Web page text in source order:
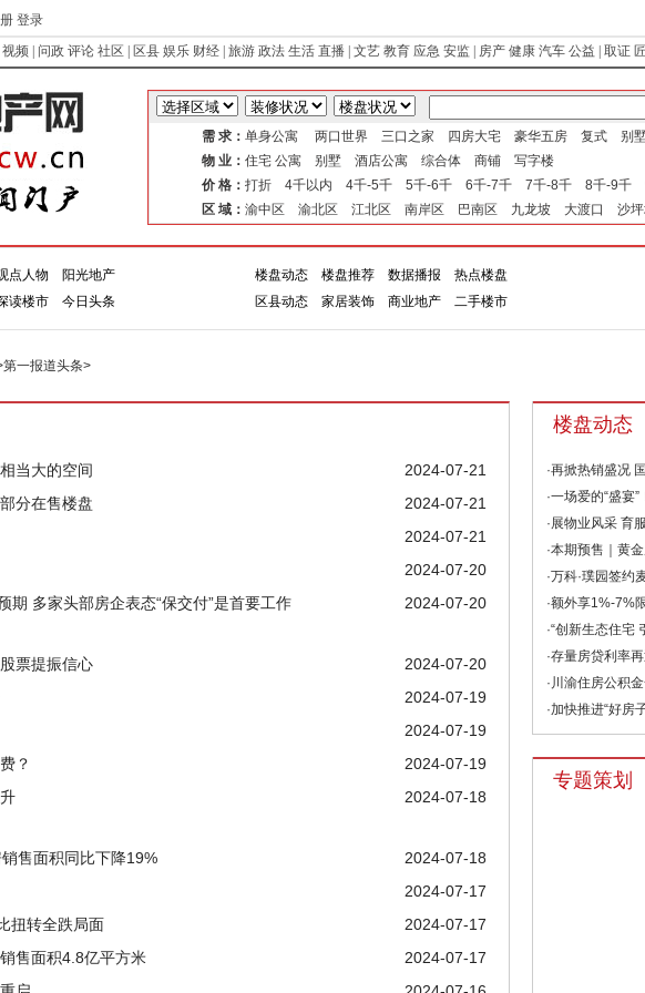
登录
视频 问政 评论 社区 区县 娱乐 财经 旅游 政法 生活 直播 文艺 教育 应急 安监 房产 健康 汽车 公益 取证
需 求： 单身公寓 两口世界 三口之家 四房大宅 豪华五房 复式 别
物 业： 住宅 公寓 别墅 酒店公寓 综合体 商铺 写字楼
价 格： 打折 4千以内 4千-5千 5千-6千 6千-7千 7千-8千 8千-9千
区 域： 渝中区 渝北区 江北区 南岸区 巴南区 九龙坡 大渡口 沙
点人物
阳光地产
读楼市 今日头条
楼盘动态 楼盘推荐 数据播报
热点楼盘
区县动态
家居装饰 商业地产 二手楼市
第一报道头条>
当大的空间
2024-07-21
分在售楼盘
2024-07-21
2024-07-21
2024-07-20
期 多家头部房企表态“保交付”是首要工作 2024-07-20
票提振信心
2024-07-20
2024-07-19
2024-07-19
？
2024-07-19
2024-07-18
售面积同比下降19%
2024-07-18
2024-07-17
扭转全跌局面
2024-07-17
售面积4.8亿平方米
2024-07-17
楼盘动态
·再掀热销盛况
·一场爱的“盛宴
·展物业风采 育
·本期预售｜黄
·万科·璞园签约
·额外享1%-7%
·“创新生态住宅
·存量房贷利率
·川渝住房公积
·加快推进“好房
专题策划